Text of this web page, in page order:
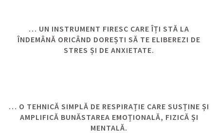
… UN INSTRUMENT FIRESC CARE ÎȚI STĂ LA
ÎNDEMÂNĂ ORICÂND DOREȘTI SĂ TE ELIBEREZI DE
STRES ȘI DE ANXIETATE.
… O TEHNICĂ SIMPLĂ DE RESPIRAȚIE CARE SUSȚINE ȘI
AMPLIFICĂ BUNĂSTAREA EMOȚIONALĂ, FIZICĂ ȘI
MENTALĂ​.